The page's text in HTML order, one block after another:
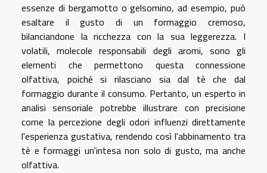
essenze di bergamotto o gelsomino, ad esempio, può
esaltare il gusto di un formaggio cremoso,
bilanciandone la ricchezza con la sua leggerezza. I
volatili, molecole responsabili degli aromi, sono gli
elementi che permettono questa connessione
olfattiva, poiché si rilasciano sia dal tè che dal
formaggio durante il consumo. Pertanto, un esperto in
analisi sensoriale potrebbe illustrare con precisione
come la percezione degli odori influenzi direttamente
l'esperienza gustativa, rendendo così l'abbinamento tra
tè e formaggi un'intesa non solo di gusto, ma anche
olfattiva.